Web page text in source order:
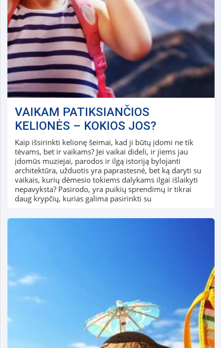
VAIKAM PATIKSIANČIOS
KELIONĖS – KOKIOS JOS?
Kaip išsirinkti kelionę šeimai, kad ji būtų įdomi ne tik
tėvams, bet ir vaikams? Jei vaikai dideli, ir jiems jau
įdomūs muziejai, parodos ir ilgą istoriją bylojanti
architektūra, užduotis yra paprastesnė, bet ką daryti su
vaikais, kurių dėmesio tokiems dalykams ilgai išlaikyti
nepavyksta? Pasirodo, yra puikių sprendimų ir tikrai
daug krypčių, kurias galima pasirinkti su